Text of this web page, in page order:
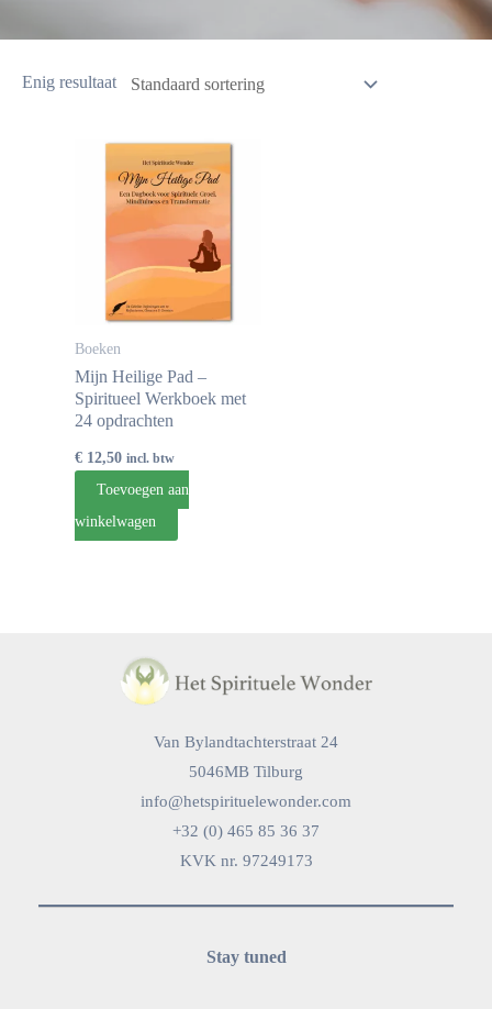
Enig resultaat
Boeken
Mijn Heilige Pad –
Spiritueel Werkboek met
24 opdrachten
€ 12,50 incl. btw
Toevoegen aan
winkelwagen
Van Bylandtachterstraat 24
5046MB Tilburg
info@hetspirituelewonder.com
+32 (0) 465 85 36 37
KVK nr. 97249173
Stay tuned